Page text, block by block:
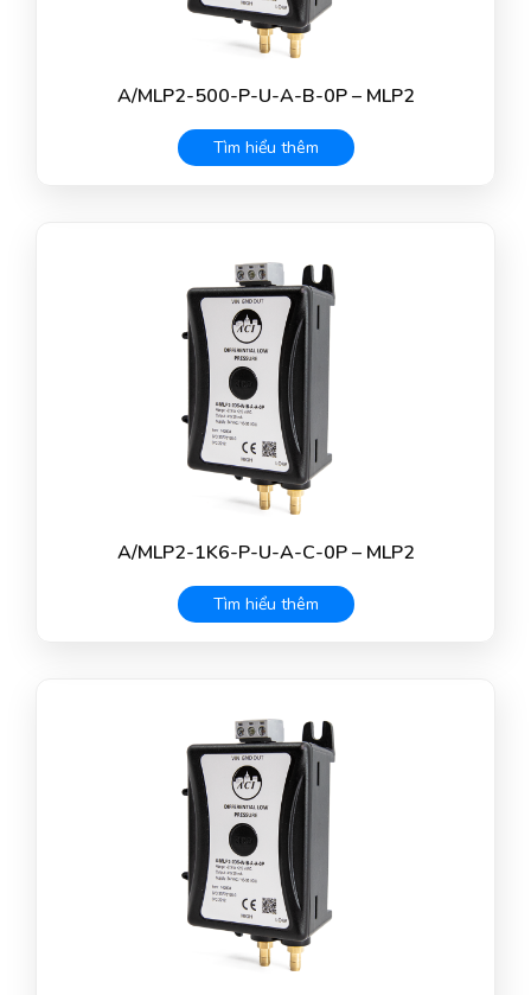
A/MLP2-500-P-U-A-B-0P – MLP2
Tìm hiểu thêm
A/MLP2-1K6-P-U-A-C-0P – MLP2
Tìm hiểu thêm